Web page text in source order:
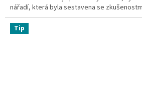
nářadí, která byla sestavena se
Tip